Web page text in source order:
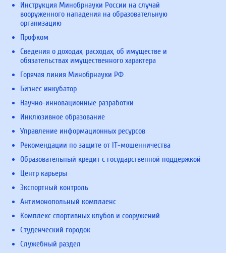
Инструкция Минобрнауки России на случай
вооруженного нападения на образовательную
организацию
Профком
Сведения о доходах, расходах, об имуществе и
обязательствах имущественного характера
Горячая линия Минобрнауки РФ
Бизнес инкубатор
Научно-инновационные разработки
Инклюзивное образование
Управление информационных ресурсов
Рекомендации по защите от IT-мошенничества
Образовательный кредит с государственной поддержкой
Центр карьеры
Экспортный контроль
Антимонопольный комплаенс
Комплекс спортивных клубов и сооружений
Студенческий городок
Служебный раздел